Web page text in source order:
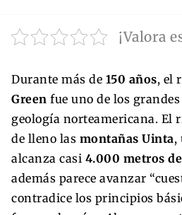
¡Valora
Durante más de 150 años, el
Green fue uno de los
geología norteamericana. El
de lleno las montañas Uinta,
alcanza casi 4.000 metros
además parece avanzar
contradice los principios